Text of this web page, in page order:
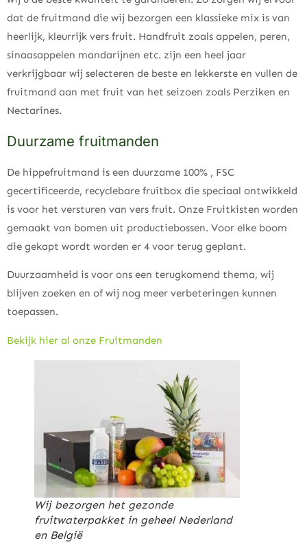
dat de fruitmand die wij bezorgen een klassieke mix is van
heerlijk, kleurrijk vers fruit. Handfruit zoals appelen, peren,
sinaasappelen mandarijnen etc. zijn een heel jaar
verkrijgbaar wij selecteren de beste en lekkerste en vullen de
fruitmand aan met fruit van het seizoen zoals Perziken en
Nectarines.
Duurzame fruitmanden
De hippefruitmand is een duurzame 100% , FSC
gecertificeerde, recyclebare fruitbox die speciaal ontwikkeld
is voor het versturen van vers fruit. Onze Fruitkisten worden
gemaakt van bomen uit productiebossen. Voor elke boom
die gekapt wordt worden er 4 voor terug geplant.
Duurzaamheid is voor ons een terugkomend thema, wij
blijven zoeken en of wij nog meer verbeteringen kunnen
toepassen.
Bekijk hier al onze Fruitmanden
Wij bezorgen het gezonde
fruitwaterpakket in geheel Nederland
en België